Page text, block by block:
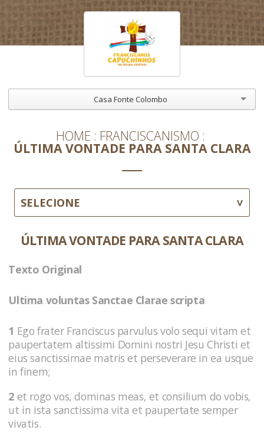
Casa Fonte Colombo
HOME FRANCISCANISMO
ÚLTIMA VONTADE PARA SANTA CLARA
SELECIONE
ÚLTIMA VONTADE PARA SANTA CLARA
Texto Original
Ultima voluntas Sanctae Clarae scripta
1 Ego frater Franciscus parvulus volo sequi vitam et
paupertatem altissimi Domini nostri Jesu Christi et
eius sanctissimae matris et perseverare in ea usque
in finem;
2 et rogo vos, dominas meas, et consilium do vobis,
ut in ista sanctissima vita et paupertate semper
vivatis.